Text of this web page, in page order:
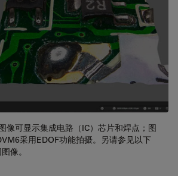
像可显示集成电路（IC）芯片和焊点；图
采用EDOF功能拍摄。另请参见以下
像。